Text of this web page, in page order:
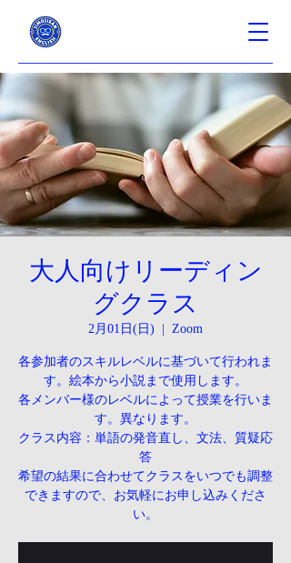
大人向けリーディン
グクラス
2月01日(日) Zoom
各参加者のスキルレベルに基づいて行われま
す。絵本から小説まで使用します。
各メンバー様のレベルによって授業を行いま
す。異なります。
クラス内容：単語の発音直し、文法、質疑応
答
希望の結果に合わせてクラスをいつでも調整
できますので、お気軽にお申し込みくださ
い。